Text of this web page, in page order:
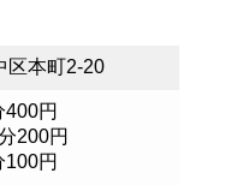
区本町2-20
円
200円
円